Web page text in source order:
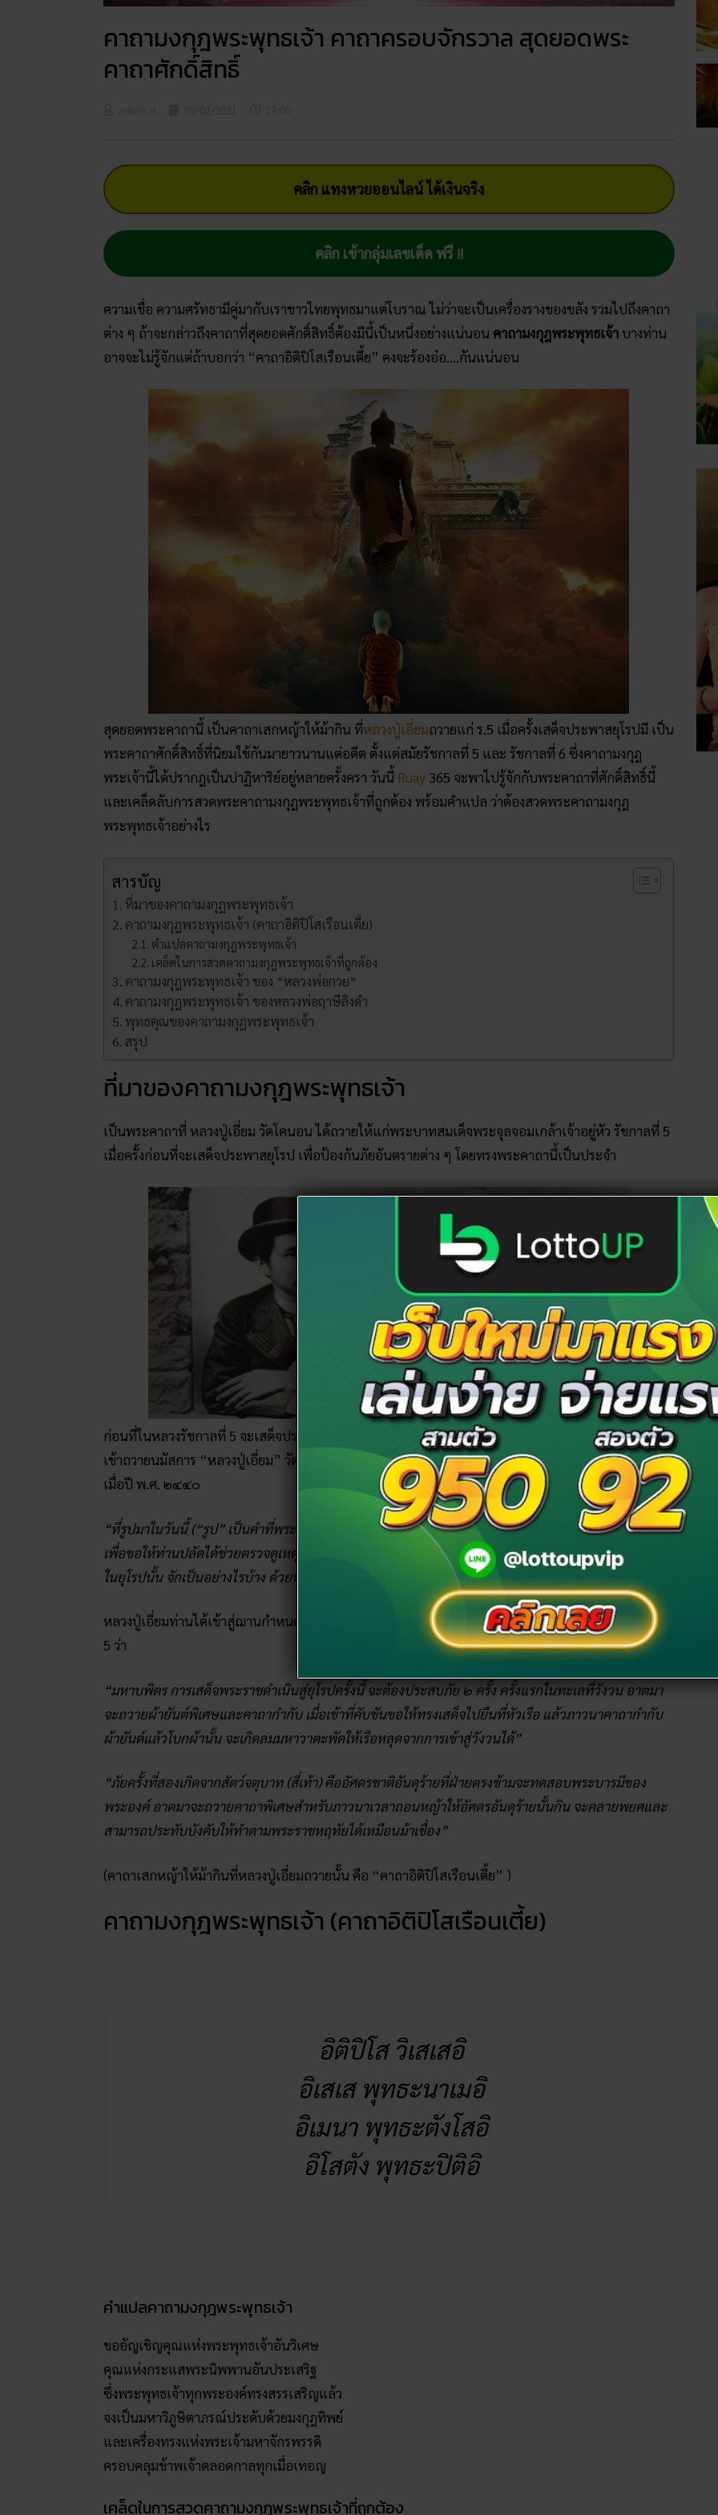
คาถามงกุฎพระพุทธเจ้า คาถาครอบจักรวาล สุดยอดพระ
คาถาศักดิ์สิทธิ์
คลิก แทงหวยออนไลน์ ได้เงินจริง
คลิก เข้ากลุ่มเลขเด็ด ฟรี !!
ความเชื่อ ความศรัทธามีคู่มากับเราชาวไทยพุทธมาแต่โบราณ ไม่ว่าจะเป็นเครื่องรางของขลัง รวมไปถึงคาถา
ต่าง ๆ ถ้าจะกล่าวถึงคาถาที่สุดยอดศักดิ์สิทธิ์ต้องมีนี้เป็นหนึ่งอย่างแน่นอน คาถามงกุฎพระพุทธเจ้า บางท่าน
อาจจะไม่รู้จักแต่ถ้าบอกว่า “คาถาอิติปิโสเรือนเตี้ย” คงจะร้องอ๋อ….กันแน่นอน
สุดยอดพระคาถานี้ เป็นคาถาเสกหญ้าให้ม้ากิน ที่หลวงปู่เอี่ยมถวายแก่ ร.5 เมื่อครั้งเสด็จประพาสยุโรปมี เป็น
พระคาถาศักดิ์สิทธิ์ที่นิยมใช้กันมายาวนานแต่อดีต ตั้งแต่สมัยรัชกาลที่ 5 และ รัชกาลที่ 6 ซึ่งคาถามงกุฎ
พระเจ้านี้ได้ปรากฎเป็นปาฏิหาริย์อยู่หลายครั้งครา วันนี้ Ruay 365 จะพาไปรู้จักกับพระคาถาที่ศักดิ์สิทธิ์นี้
และเคล็ดลับการสวดพระคาถามงกุฎพระพุทธเจ้าที่ถูกต้อง พร้อมคำแปล ว่าต้องสวดพระคาถามงกุฎ
พระพุทธเจ้าอย่างไร
สารบัญ
ที่มาของคาถามงกุฎพระพุทธเจ้า
คาถามงกุฎพระพุทธเจ้า (คาถาอิติปิโสเรือนเตี้ย)
คำแปลคาถามงกุฎพระพุทธเจ้า
เคล็ดในการสวดคาถามงกุฎพระพุทธเจ้าที่ถูกต้อง
คาถามงกุฎพระพุทธเจ้า ของ “หลวงพ่อกวย”
คาถามงกุฎพระพุทธเจ้า ของหลวงพ่อฤาษีลิงดํา
พุทธคุณของคาถามงกุฎพระพุทธเจ้า
สรุป
ที่มาของคาถามงกุฎพระพุทธเจ้า
เป็นพระคาถาที่ หลวงปู่เอี่ยม วัดโคนอน ได้ถวายให้แก่พระบาทสมเด็จพระจุลจอมเกล้าเจ้าอยู่หัว รัชกาลที่ 5
เมื่อครั้งก่อนที่จะเสด็จประพาสยุโรป เพื่อป้องกันภัยอันตรายต่าง ๆ โดยทรงพระคาถานี้เป็นประจำ
ก่อนที่ในหลวงรัชกาลที่ 5 จะเสด็จประพาสยุโรป พระองค์ท่านได้เสด็จพระราชดำเนินเป็นการส่วนพระองค์
เข้าถวายนมัสการ “หลวงปู่เอี่ยม” วัดโคนอน เพื่อขอรับคำพยากรณ์ก่อนที่จะเสด็จประพาสยุโรป ครั้งที่ ๑
เมื่อปี พ.ศ. ๒๔๔๐
“ที่รูปมาในวันนี้ (“รูป” เป็นคำที่พระมหากษัตริย์สมัยก่อนใช้แทนพระนามเมื่อมีพระราชดำรัสกับพระสงฆ์)
เพื่อขอให้ท่านปลัดได้ช่วยตรวจดูเหตุการณ์ว่า การที่รูปจะเสด็จไปยุโรปเพื่อเจริญสัมพันธไมตรีกับราชสำนัก
ในยุโรปนั้น จักเป็นอย่างไรบ้าง ด้วยหนทางไกลและอันตรายมีอยู่รอบด้าน”
หลวงปู่เอี่ยมท่านได้เข้าสู่ฌานกำหนดจิตไว้มั่นเพื่อให้เกิดนิมิต หลังจากนั้นท่านได้กล่าวกับในหลวงรัชกาลที่
5 ว่า
“มหาบพิตร การเสด็จพระราชดำเนินสู่ยุโรปครั้งนี้ จะต้องประสบภัย ๒ ครั้ง ครั้งแรกในทะเลที่วังวน อาตมา
จะถวายผ้ายันต์พิเศษและคาถากำกับ เมื่อเข้าที่คับขันขอให้ทรงเสด็จไปยืนที่หัวเรือ แล้วภาวนาคาถากำกับ
ผ้ายันต์แล้วโบกผ้านั้น จะเกิดลมมหาวาตะพัดให้เรือหลุดจากการเข้าสู่วังวนได้”
“ภัยครั้งที่สองเกิดจากสัตว์จตุบาท (สี่เท้า) คืออัศดรชาติอันดุร้ายที่ฝ่ายตรงข้ามจะทดสอบพระบารมีของ
พระองค์ อาตมาจะถวายคาถาพิเศษสำหรับภาวนาเวลาถอนหญ้าให้อัศดรอันดุร้ายนั้นกิน จะคลายพยศและ
สามารถประทับบังคับให้ทำตามพระราชหฤทัยได้เหมือนม้าเชื่อง”
(คาถาเสกหญ้าให้ม้ากินที่หลวงปู่เอี่ยมถวายนั้น คือ “คาถาอิติปิโสเรือนเตี้ย” )
คาถามงกุฎพระพุทธเจ้า (คาถาอิติปิโสเรือนเตี้ย)
อิติปิโส วิเสเสอิ
อิเสเส พุทธะนาเมอิ
อิเมนา พุทธะตังโสอิ
อิโสตัง พุทธะปิติอิ
คำแปลคาถามงกุฎพระพุทธเจ้า
ขออัญเชิญคุณแห่งพระพุทธเจ้าอันวิเศษ
คุณแห่งกระแสพระนิพพานอันประเสริฐ
ซึ่งพระพุทธเจ้าทุกพระองค์ทรงสรรเสริญแล้ว
จงเป็นมหาวิภูษิตาภรณ์ประดับด้วยมงกุฎทิพย์
และเครื่องทรงแห่งพระเจ้ามหาจักรพรรดิ
ครอบคลุมข้าพเจ้าตลอดกาลทุกเมื่อเทอญ
เคล็ดในการสวดคาถามงกุฎพระพุทธเจ้าที่ถูกต้อง